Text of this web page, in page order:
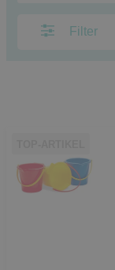
Filter